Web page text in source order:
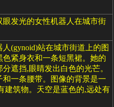
眼发光的女性机器人在城市街
(gynoid)站在城市街道上的图
色紧身衣和一条短黑裙。她的
遮挡,眼睛发出白色的光芒。
和一条腰带。图像的背景是一
建筑物。天空是蓝色的,远处有